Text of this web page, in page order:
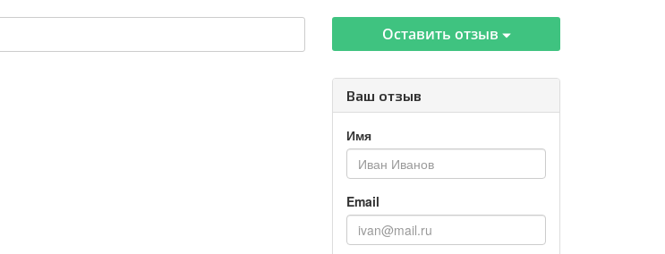
Оставить отзыв
Ваш отзыв
Имя
Email